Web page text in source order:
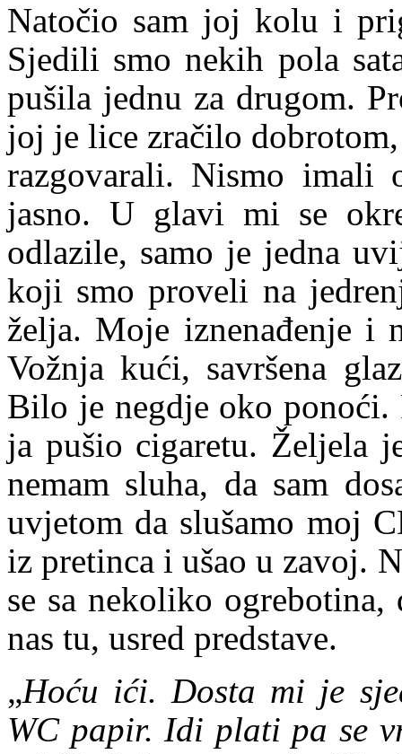
Natočio sam joj kolu i
Sjedili smo nekih pola
pušila jednu za drugom.
joj je lice zračilo
razgovarali. Nismo imali
jasno. U glavi mi se
odlazile, samo je jedna
koji smo proveli na
želja. Moje iznenađenje i
Vožnja kući, savršena
Bilo je negdje oko ponoći.
ja pušio cigaretu. Željela
nemam sluha, da sam
uvjetom da slušamo moj
iz pretinca i ušao u zavoj.
se sa nekoliko
nas tu, usred predstave.
„Hoću ići. Dosta mi je
WC papir. Idi plati pa se